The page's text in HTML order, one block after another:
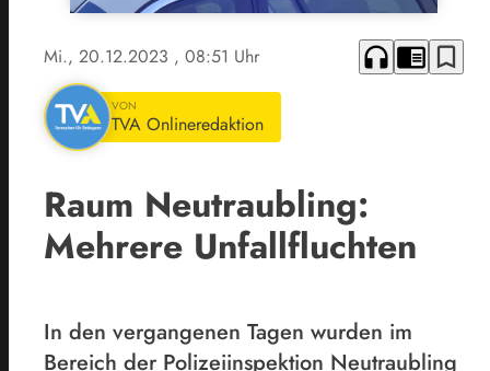
Mi., 20.12.2023 , 08:51 Uhr headphones chrome_reader_mode bookmark_border
VON
TVA Onlineredaktion
Raum Neutraubling:
Mehrere Unfallfluchten
In den vergangenen Tagen wurden im
Bereich der Polizeiinspektion Neutraubling